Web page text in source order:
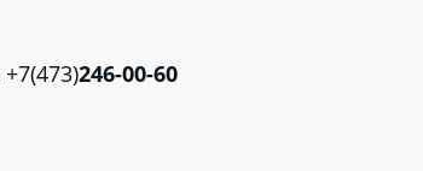
+7(473)246-00-60